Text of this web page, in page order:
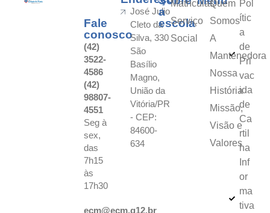
Fale
conosco
(42)
3522-
4586
(42)
98807-
4551
Seg à
sex,
das
7h15
às
17h30
ecm@ecm.g12.br
José Julio
Cleto da
Silva, 330
São
Basílio
Magno,
União da
Vitória/PR
- CEP:
84600-
634
a
escola
Matrículas
Serviço
Social
Quem
Somos
A
Mantenedora
Nossa
História
Missão,
Visão e
Valores
Pol
ític
a
de
Pri
vac
ida
de
Ca
rtil
ha
Inf
or
ma
tiva